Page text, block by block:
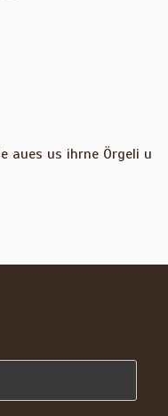
aues us ihrne Örgeli u